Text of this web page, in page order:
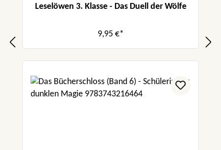
Leselöwen 3. Klasse - Das Duell der Wölfe
9,95 €*